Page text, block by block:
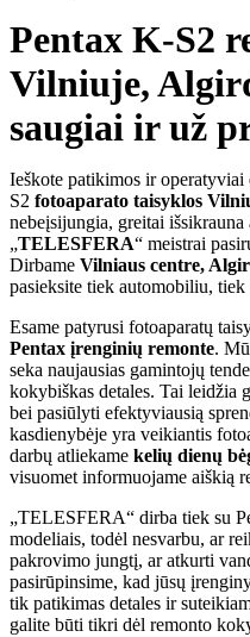
Pentax K-S2
Vilniuje,
saugiai ir už
Ieškote patikimos ir
S2 fotoaparato taisyklos
nebeįsijungia, greitai
„TELESFERA“ meistrai
Dirbame Vilniaus centre,
pasieksite tiek automobiliu,
Esame patyrusi fotoaparatų
Pentax įrenginių remonte.
seka naujausias gamintojų
kokybiškas detales. Tai leidžia
bei pasiūlyti efektyviausią
kasdienybėje yra veikiantis
darbų atliekame kelių dienų
visuomet informuojame aiškią
„TELESFERA“ dirba tiek su
modeliais, todėl nesvarbu, ar
pakrovimo jungtį, ar atkurti
pasirūpinsime, kad jūsų
tik patikimas detales ir
galite būti tikri dėl remonto